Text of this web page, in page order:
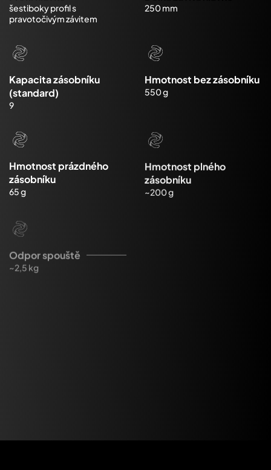
šestiboky profil s
pravotočivým závitem
250 mm
Kapacita zásobníku
(standard)
9
Hmotnost bez zásobníku
550 g
Hmotnost prázdného
zásobníku
65 g
Hmotnost plného
zásobníku
~200 g
Odpor spouště
~2,5 kg